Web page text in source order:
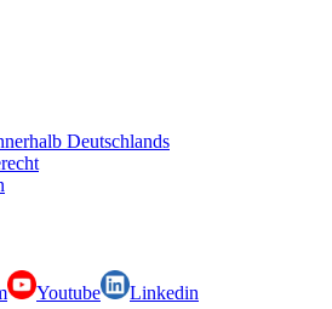
Deutschlands
Youtube
Linkedin